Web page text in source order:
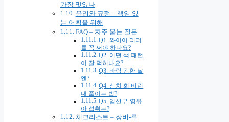
가장 맛있나
윤리와 규정 – 책임 있
는 어획을 위해
FAQ – 자주 묻는 질문
Q1. 와이어 리더
를 꼭 써야 하나요?
Q2. 어떤 색 패턴
이 잘 먹히나요?
Q3. 바람 강한 날
엔?
Q4. 삼치 회 비린
내 줄이는 법?
Q5. 임산부-영유
아 섭취는?
체크리스트 – 장비-루